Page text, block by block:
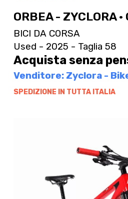
ORBEA - ZYCLORA
BICI DA CORSA
Used - 2025 - Taglia 58
Acquista senza
Venditore: Zyclora -
SPEDIZIONE IN TUTTA ITALIA